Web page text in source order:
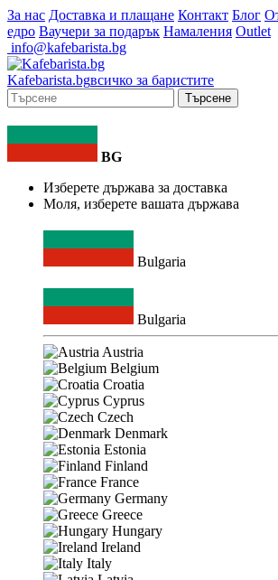
За нас Доставка и плащане Контакт Блог
едро Ваучери за подарък Намаления Outlet
info@kafebarista.bg
Kafebarista.bgвсичко за баристите
Търсене
BG
Изберете държава за доставка
Моля, изберете вашата държава
Bulgaria
Bulgaria
Austria
Belgium
Croatia
Cyprus
Czech
Denmark
Estonia
Finland
France
Germany
Greece
Hungary
Ireland
Italy